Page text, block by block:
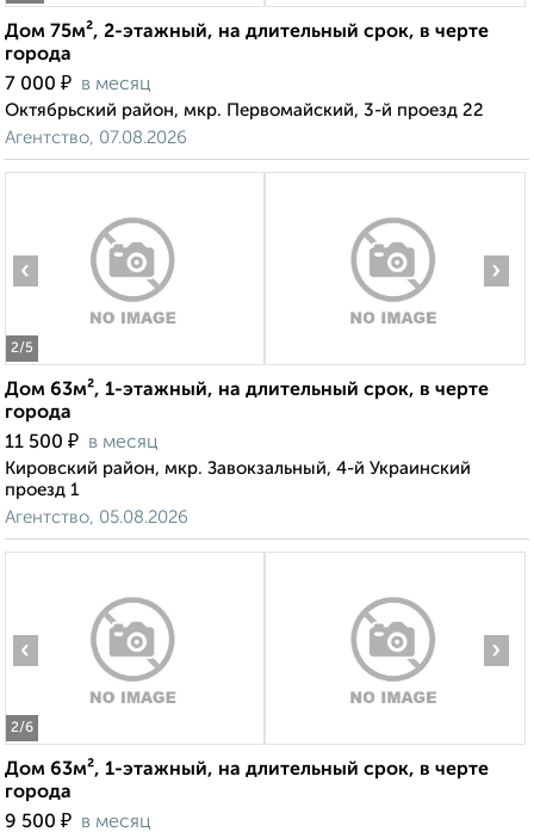
Дом 75м², 2-этажный, на длительный срок, в черте
города
7 000 ₽ в месяц
Октябрьский район, мкр. Первомайский, 3-й проезд 22
Агентство, 07.08.2026
2/5
‹ ›
Дом 63м², 1-этажный, на длительный срок, в черте
города
11 500 ₽ в месяц
Кировский район, мкр. Завокзальный, 4-й Украинский
проезд 1
Агентство, 05.08.2026
2/6
‹ ›
Дом 63м², 1-этажный, на длительный срок, в черте
города
9 500 ₽ в месяц